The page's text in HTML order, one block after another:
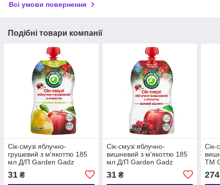
Всі умови повернення
Подібні товари компанії
Сік-смузі яблучно-
грушевий з м'якоттю 185
мл Д/П Garden Gadz
31 ₴
Сік-смузі яблучно-
вишневий з м'якоттю 185
мл Д/П Garden Gadz
31₴
Сік-
ТМ
274